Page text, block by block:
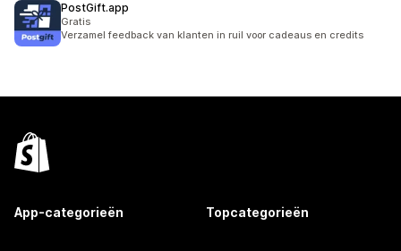
PostGift.app
Gratis
Verzamel feedback van klanten in ruil voor cadeaus en credits
App-categorieën Topcategorieën